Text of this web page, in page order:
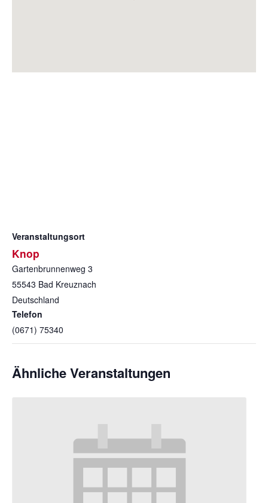
Veranstaltungsort
Knop
Gartenbrunnenweg 3
55543 Bad Kreuznach
Deutschland
Telefon
(0671) 75340
Ähnliche Veranstaltungen